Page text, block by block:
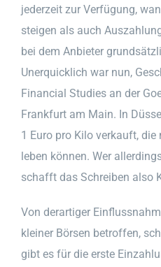
jederzeit zur Verfügung,
steigen als auch
bei dem Anbieter
Unerquicklich war nun,
Financial Studies an der
Frankfurt am Main. In
1 Euro pro Kilo verkauft, die
leben können. Wer
schafft das Schreiben also
Von derartiger
kleiner Börsen betroffen,
gibt es für die erste